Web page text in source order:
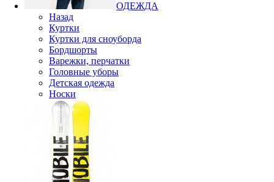
ОДЕЖДА
Назад
Куртки
Куртки для сноуборда
Бордшорты
Варежки, перчатки
Головные уборы
Детская одежда
Носки